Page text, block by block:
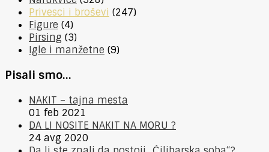
Privesci i broševi (247)
Figure (4)
Pirsing (3)
Igle i manžetne (9)
Pisali smo…
NAKIT – tajna mesta
01 feb 2021
DA LI NOSITE NAKIT NA MORU ?
24 avg 2020